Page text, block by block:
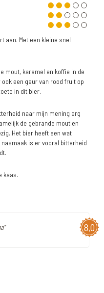
aan. Met een kleine snel
mout, karamel en koffie in de
een geur van rood fruit op
in dit bier.
naar mijn mening erg
de gebrande mout en
Het bier heeft een wat
is er vooral bitterheid
kaas.
8,0